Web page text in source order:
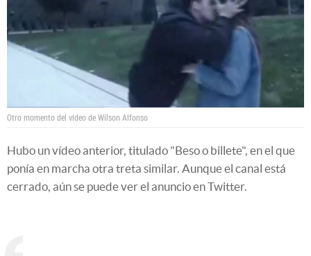
Otro momento del vídeo de Wilson Alfonso
Hubo un vídeo anterior, titulado "Beso o billete", en el que
ponía en marcha otra treta similar. Aunque el canal está
cerrado, aún se puede ver el anuncio en Twitter.